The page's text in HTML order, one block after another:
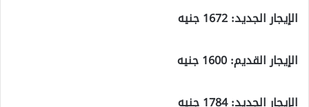
الإيجار الجديد: 1672 جنيه
الإيجار القديم: 1600 جنيه
الإيجار الجديد: 1784 جنيه